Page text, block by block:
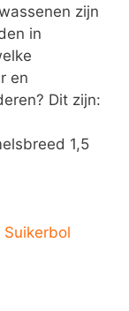
zijn
in
en
Dit zijn:
1,5
Suikerbol